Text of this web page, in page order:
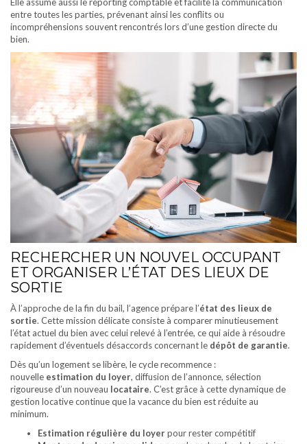
entre toutes les parties, prévenant ainsi les conflits ou
incompréhensions souvent rencontrés lors d’une gestion directe du
bien.
RECHERCHER UN NOUVEL OCCUPANT
ET ORGANISER L’ÉTAT DES LIEUX DE
SORTIE
À l’approche de la fin du bail, l’agence prépare l’état des lieux de
sortie. Cette mission délicate consiste à comparer minutieusement
l’état actuel du bien avec celui relevé à l’entrée, ce qui aide à résoudre
rapidement d’éventuels désaccords concernant le dépôt de garantie.
Dès qu’un logement se libère, le cycle recommence :
nouvelle estimation du loyer, diffusion de l’annonce, sélection
rigoureuse d’un nouveau locataire. C’est grâce à cette dynamique de
gestion locative continue que la vacance du bien est réduite au
minimum.
Estimation régulière du loyerpour rester compétitif